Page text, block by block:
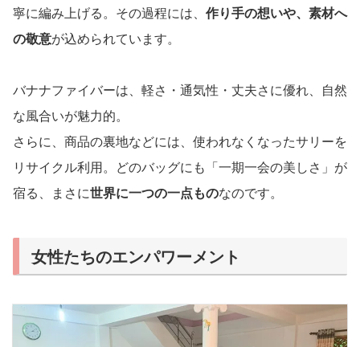
寧に編み上げる。その過程には、 作り手の想いや、素材へ
の敬意が込められています。
バナナファイバーは、軽さ・通気性・丈夫さに優れ、自然
な風合いが魅力的。
さらに、商品の裏地などには、使われなくなったサリーを
リサイクル利用。どのバッグにも「一期一会の美しさ」が
宿る、まさに世界に一つの一点ものなのです。
女性たちのエンパワーメント